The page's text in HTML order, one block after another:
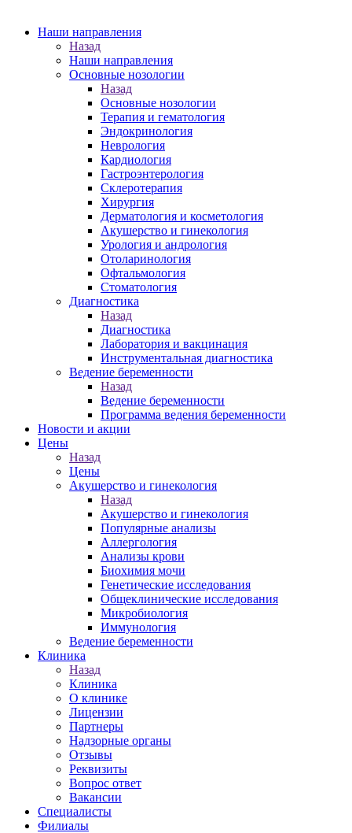
Наши направления
Назад
Наши направления
Основные нозологии
Назад
Основные нозологии
Терапия и гематология
Эндокринология
Неврология
Кардиология
Гастроэнтерология
Склеротерапия
Хирургия
Дерматология и косметология
Акушерство и гинекология
Урология и андрология
Отоларинология
Офтальмология
Стоматология
Диагностика
Назад
Диагностика
Лаборатория и вакцинация
Инструментальная диагностика
Ведение беременности
Назад
Ведение беременности
Программа ведения беременности
Новости и акции
Цены
Назад
Цены
Акушерство и гинекология
Назад
Акушерство и гинекология
Популярные анализы
Аллергология
Анализы крови
Биохимия мочи
Генетические исследования
Общеклинические исследования
Микробиология
Иммунология
Ведение беременности
Клиника
Назад
Клиника
О клинике
Лицензии
Партнеры
Надзорные органы
Отзывы
Реквизиты
Вопрос ответ
Вакансии
Специалисты
Филиалы